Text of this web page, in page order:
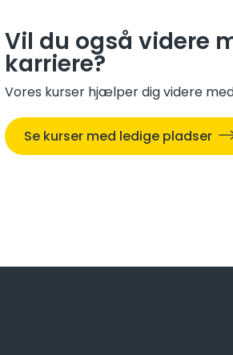
Vil du også videre
karriere?
Vores kurser hjælper dig videre
Se kurser med ledige pladser